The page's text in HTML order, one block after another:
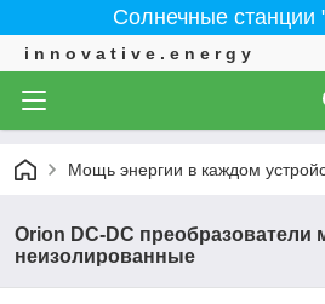
Солнечные станции
i n n o v a t i v e . e n e r g y
Мощь энергии в каждом
Orion DC-DC
неизолированные